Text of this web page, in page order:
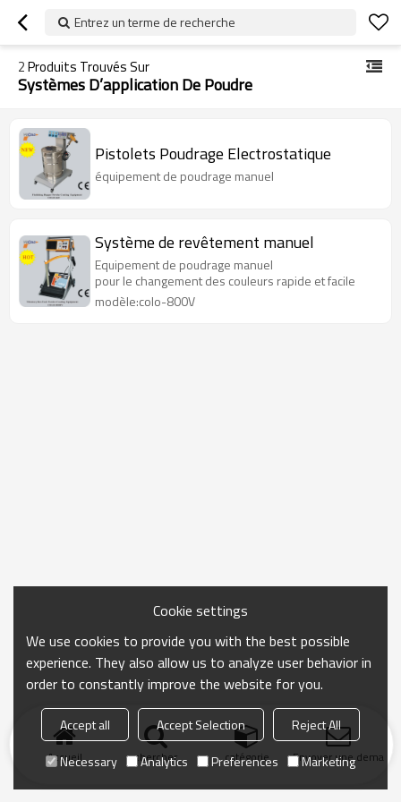
Entrez un terme de recherche
2Produits Trouvés Sur
Systèmes D’application De Poudre
Pistolets Poudrage Electrostatique
équipement de poudrage manuel
Système de revêtement manuel
Equipement de poudrage manuel
pour le changement des couleurs rapide et facile
modèle:colo-800V
Accueil chercher catégorie Envoyer une
Cookie settings
We use cookies to provide you with the best possible
experience. They also allow us to analyze user behavior in
order to constantly improve the website for you.
Accept all Accept Selection
Reject All
Necessary
Analytics Preferences Marketing